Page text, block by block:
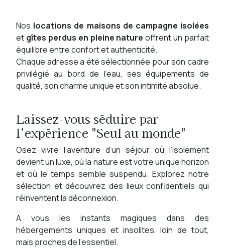
Nos locations de maisons de campagne isolées
et gîtes perdus en pleine nature offrent un parfait
équilibre entre confort et authenticité.
Chaque adresse a été sélectionnée pour son cadre
privilégié au bord de l'eau, ses équipements de
qualité, son charme unique et son intimité absolue.
Laissez-vous séduire par
l’expérience "Seul au monde"
Osez vivre l’aventure d’un séjour où l’isolement
devient un luxe, où la nature est votre unique horizon
et où le temps semble suspendu. Explorez notre
sélection et découvrez des lieux confidentiels qui
réinventent la déconnexion.
A vous les instants magiques dans des
hébergements uniques et insolites, loin de tout,
mais proches de l’essentiel.